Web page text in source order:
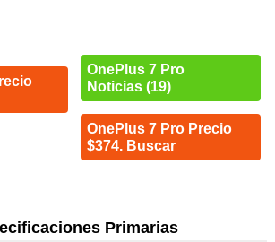
OnePlus 7 Pro
Noticias (19)
OnePlus 7 Pro Precio
$374. Buscar
Primarias